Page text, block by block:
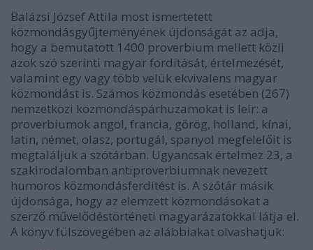
Balázsi József Attila most ismertetett
közmondásgyűjteményének újdonságát az adja,
hogy a bemutatott 1400 proverbium mellett közli
azok szó szerinti magyar fordítását, értelmezését,
valamint egy vagy több velük ekvivalens magyar
közmondást is. Számos közmondás esetében (267)
nemzetközi közmondáspárhuzamokat is leír: a
proverbiumok angol, francia, görög, holland, kínai,
latin, német, olasz, portugál, spanyol megfelelőit is
megtaláljuk a szótárban. Ugyancsak értelmez 23, a
szakirodalomban antiproverbiumnak nevezett
humoros közmondásferdítést is. A szótár másik
újdonsága, hogy az elemzett közmondásokat a
szerző művelődéstörténeti magyarázatokkal látja el.
A könyv fülszövegében az alábbiakat olvashatjuk: